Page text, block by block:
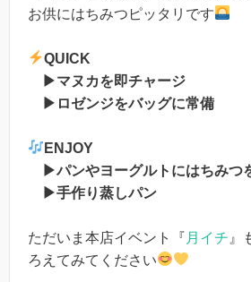
お供にはちみつピッタリです
QUICK
▶マヌカを即チャージ
▶ロゼンジをバッグに常備
ENJOY
▶パンやヨーグルトにはちみつ
▶手作り蒸しパン
ただいま本店イベント『 月イチ 』
ろえてみてください